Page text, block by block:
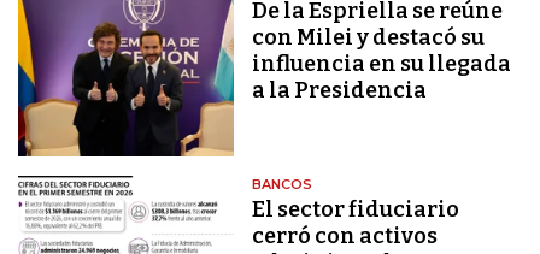
De la Espriella se reúne
con Milei y destacó su
influencia en su llegada
a la Presidencia
BANCOS
El sector fiduciario
cerró con activos